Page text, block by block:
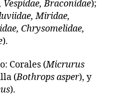
Braconidae);
Miridae,
Chrysomelidae,
).
Corales (Micrurus
(Bothrops asper), y
).